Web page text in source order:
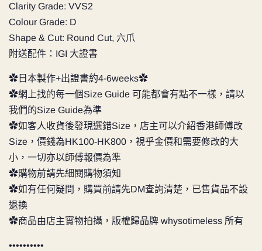
Clarity Grade: VVS2
Colour Grade: D
Shape & Cut: Round Cut, 六爪
附送配件：IGI 大證書
✿日本製作+出證書約4-6weeks✿
✿網上找的每一個Size Guide 可能都會有點不一樣，請以
我們的Size Guide為準
✿如客人收貨後發現選錯Size，店主可以介紹香港師傅改
Size，價錢為HK100-HK800，視乎金價和需要修改的大
小，一切亦以師傅報價為準
✿購物前請先細閱購物須知
✿如有任何疑問，購買前請先DM查詢清楚，已售貨品不設
退換
✿商品由店主實物拍攝，版權歸品牌 whysotimeless 所有
••••••••••